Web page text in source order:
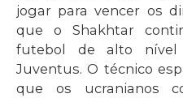
jogar para vencer os
que o Shakhtar
futebol de alto
Juventus. O técnico
que os ucranianos